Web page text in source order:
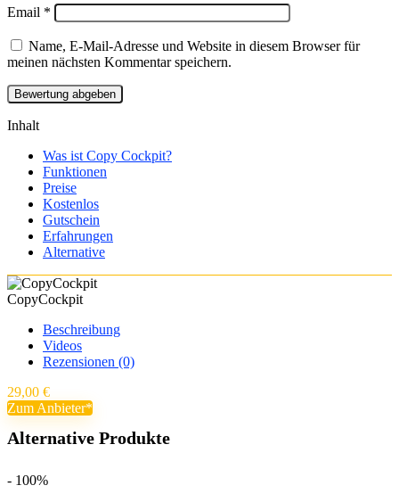
Email *
Name, E-Mail-Adresse und Website in diesem Browser für
meinen nächsten Kommentar speichern.
Inhalt
Was ist Copy Cockpit?
Funktionen
Preise
Kostenlos
Gutschein
Erfahrungen
Alternative
CopyCockpit
Beschreibung
Videos
Rezensionen (0)
29,00 €
Zum Anbieter
Alternative Produkte
- 100%